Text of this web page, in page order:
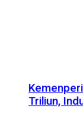
Triliun,